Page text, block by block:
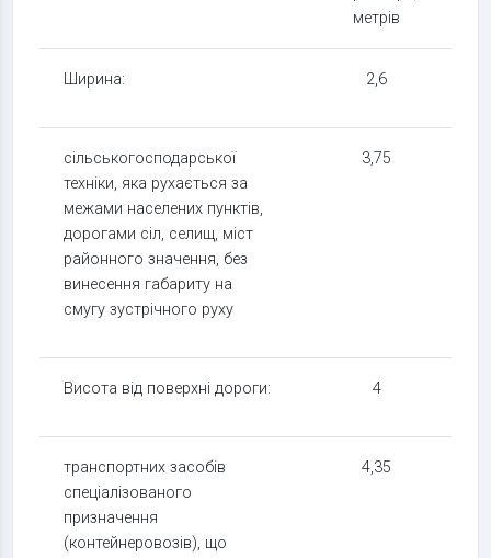
метрів
Ширина: 2,6
сільськогосподарської
техніки, яка рухається за
межами населених пунктів,
дорогами сіл, селищ, міст
районного значення, без
винесення габариту на
смугу зустрічного руху
3,75
Висота від поверхні дороги: 4
транспортних засобів
спеціалізованого
призначення
(контейнеровозів), що
4,35